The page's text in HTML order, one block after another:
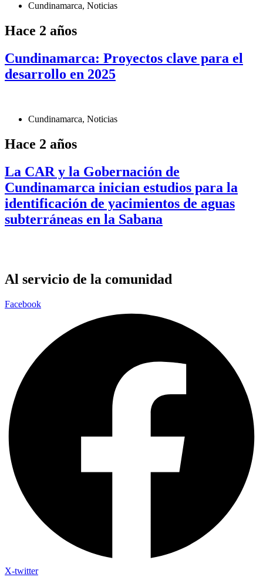
Cundinamarca, Noticias
Hace 2 años
Cundinamarca: Proyectos clave para el
desarrollo en 2025
Cundinamarca, Noticias
Hace 2 años
La CAR y la Gobernación de
Cundinamarca inician estudios para la
identificación de yacimientos de aguas
subterráneas en la Sabana
Al servicio de la comunidad
Facebook
X-twitter